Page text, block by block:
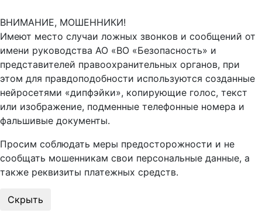
ВНИМАНИЕ, МОШЕННИКИ!
Имеют место случаи ложных звонков и сообщений от
имени руководства АО «ВО «Безопасность» и
представителей правоохранительных органов, при
этом для правдоподобности используются созданные
нейросетями «дипфэйки», копирующие голос, текст
или изображение, подменные телефонные номера и
фальшивые документы.
Просим соблюдать меры предосторожности и не
сообщать мошенникам свои персональные данные, а
также реквизиты платежных средств.
Скрыть